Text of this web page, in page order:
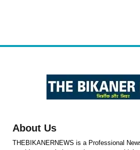
About Us
THEBIKANERNEWS is a Professional